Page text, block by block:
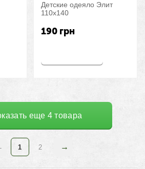
Детские одеяло Элит
110х140
190 грн
еще 4 товара
1 2